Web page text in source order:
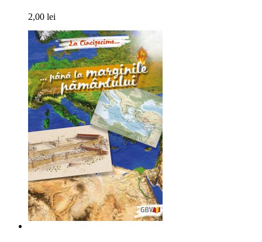
2,00 lei